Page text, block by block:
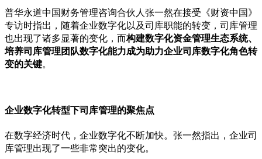
普华永道中国财务管理咨询合伙人张一然在接受《财资中国》
专访时指出，随着企业数字化以及司库职能的转变，司库管理
也出现了诸多显著的变化，而构建数字化资金管理生态系统、
培养司库管理团队数字化能力成为助力企业司库数字化角色转
变的关键。
企业数字化转型下司库管理的聚焦点
在数字经济时代，企业数字化不断加快。张一然指出，企业司
库管理出现了一些非常突出的变化。